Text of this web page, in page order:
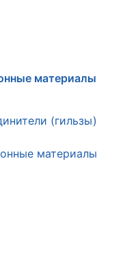
материалы
(гильзы)
материалы